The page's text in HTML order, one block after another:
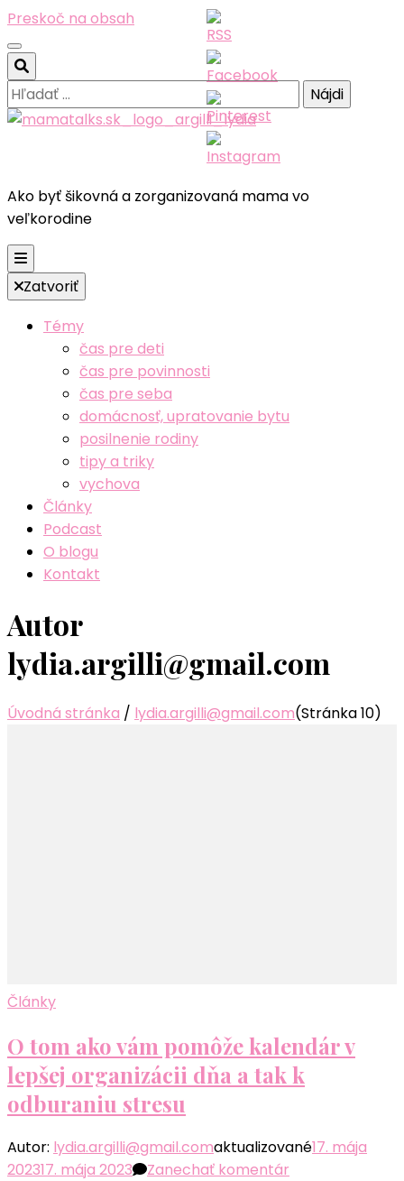
Preskoč na obsah
Hľadať:
Ako byť šikovná a zorganizovaná mama vo
veľkorodine
Zatvoriť
Témy
čas pre deti
čas pre povinnosti
čas pre seba
domácnosť, upratovanie bytu
posilnenie rodiny
tipy a triky
vychova
Články
Podcast
O blogu
Kontakt
Autor
lydia.argilli@gmail.com
Úvodná stránka / lydia.argilli@gmail.com(Stránka 10)
Články
O tom ako vám pomôže kalendár v
lepšej organizácii dňa a tak k
odburaniu stresu
Autor: lydia.argilli@gmail.comaktualizované17. mája
202317. mája 2023 Zanechať komentár